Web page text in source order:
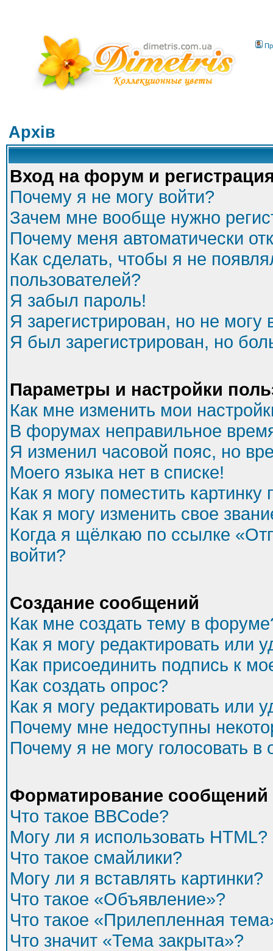
Архів
Вход на форум и
Почему я не могу войти?
Зачем мне вообще нужно
Почему меня автоматически
Как сделать, чтобы я не
пользователей?
Я забыл пароль!
Я зарегистрирован, но не могу
Я был зарегистрирован, но
Параметры и настройки
Как мне изменить мои
В форумах неправильное
Я изменил часовой пояс, но
Моего языка нет в списке!
Как я могу поместить
Как я могу изменить свое
Когда я щёлкаю по ссылке
войти?
Создание сообщений
Как мне создать тему в
Как я могу редактировать или
Как присоединить подпись к
Как создать опрос?
Как я могу редактировать или
Почему мне недоступны
Почему я не могу голосовать в
Форматирование
Что такое BBCode?
Могу ли я использовать HTML?
Что такое смайлики?
Могу ли я вставлять картинки?
Что такое «Объявление»?
Что такое «Прилепленная
Что значит «Тема закрыта»?